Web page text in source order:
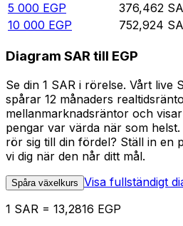
5 000 EGP 376,462
10 000 EGP 752,924
Diagram SAR till EGP
Se din 1 SAR i rörelse. Vårt live
spårar 12 månaders
mellanmarknadsräntor och
pengar var värda när som
rör sig till din fördel? Ställ in en
vi dig när den når ditt mål.
Spåra växelkurs Visa fullständigt
1 SAR = 13,2816 EGP